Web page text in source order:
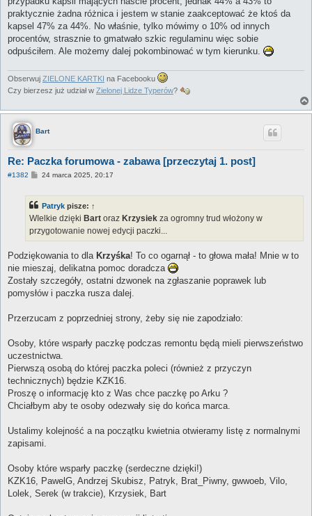
praktycznie żadna różnica i jestem w stanie zaakceptować że ktoś da
kapsel 47% za 44%. No właśnie, tylko mówimy o 10% od innych
procentów, strasznie to gmatwało szkic regulaminu więc sobie
odpuściłem. Ale możemy dalej pokombinować w tym kierunku.
Obserwuj ZIELONE KARTKI na Facebooku
Czy bierzesz już udział w Zielonej Lidze Typerów?
Bart
Re: Paczka forumowa - zabawa [przeczytaj 1. post]
#1382
P24 marca 2025, 20:17
Patryk pisze: ↑
WIelkie dzięki Bart oraz Krzysiek za ogromny trud włożony w
przygotowanie nowej edycji paczki...
Podziękowania to dla Krzyśka! To co ogarnął - to głowa mała! Mnie w to
nie mieszaj, delikatna pomoc doradcza
Zostały szczegóły, ostatni dzwonek na zgłaszanie poprawek lub
pomysłów i paczka rusza dalej.
Przerzucam z poprzedniej strony, żeby się nie zapodziało:
Osoby, które wsparły paczkę podczas remontu będą mieli pierwszeństwo
uczestnictwa.
Pierwszą osobą do której paczka poleci (również z przyczyn
technicznych) będzie KZK16.
Proszę o informację kto z Was chce paczkę po Arku ?
Chciałbym aby te osoby odezwały się do końca marca.
Ustalimy kolejność a na początku kwietnia otwieramy listę z normalnymi
zapisami.
Osoby które wsparły paczkę (serdeczne dzięki!)
KZK16, PawelG, Andrzej Skubisz, Patryk, Brat_Piwny, gwwoeb, Vilo,
Lolek, Serek (w trakcie), Krzysiek, Bart